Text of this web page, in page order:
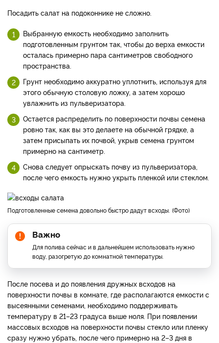
Посадить салат на подоконнике не сложно.
Выбранную емкость необходимо заполнить
подготовленным грунтом так, чтобы до верха емкости
осталась примерно пара сантиметров свободного
пространства.
Грунт необходимо аккуратно уплотнить, используя для
этого обычную столовую ложку, а затем хорошо
увлажнить из пульверизатора.
Остается распределить по поверхности почвы семена
ровно так, как вы это делаете на обычной грядке, а
затем присыпать их почвой, укрыв семена грунтом
примерно на сантиметр.
Снова следует опрыскать почву из пульверизатора,
после чего емкость нужно укрыть пленкой или стеклом.
Подготовленные семена довольно быстро дадут всходы. Фото
Важно
Для полива сейчас и в дальнейшем использовать нужно
воду, разогретую до комнатной температуры.
После посева и до появления дружных всходов на
поверхности почвы в комнате, где располагаются емкости с
высеянными семенами, необходимо поддерживать
температуру в 21–23 градуса выше ноля. При появлении
массовых всходов на поверхности почвы стекло или пленку
сразу нужно убрать, после чего примерно на 2–3 дня в